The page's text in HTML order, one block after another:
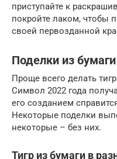
приступайте к
покройте лаком, чтобы
своей первозданной
Поделки из
Проще всего делать
Символ 2022 года
его созданием
Некоторые поделки
некоторые – без них.
Тигр из бумаги в